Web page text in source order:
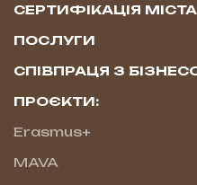
СЕРТИФІКАЦІЯ
ПОСЛУГИ
СПІВПРАЦЯ З
ПРОЄКТИ:
Erasmus+
MAVA